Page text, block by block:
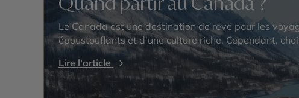
Le Canada est une destination de rêve pour les
époustouflants et d'une culture riche. Cependant,
Lire l'article